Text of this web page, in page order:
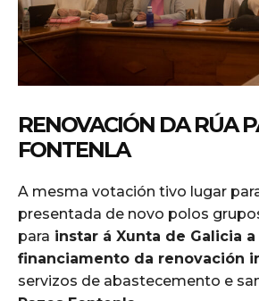
RENOVACIÓN DA RÚA
FONTENLA
A mesma votación tivo lugar
presentada de novo polos
para instar á Xunta de Galicia
financiamento da renovación
servizos de abastecemento e